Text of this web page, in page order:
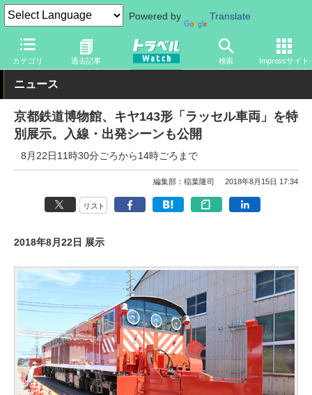
Powered by Translate
カテゴリ 過去記事 検索 Impressサイト
トラベル Watch 地域 国内旅行 京都・大阪
ニュース
京都鉄道博物館、キヤ143形「ラッセル車両」を特
別展示。入線・出発シーンも公開
8月22日11時30分ごろから14時ごろまで
編集部：稲葉隆司 2018年8月15日 17:34
リスト
2018年8月22日 展示